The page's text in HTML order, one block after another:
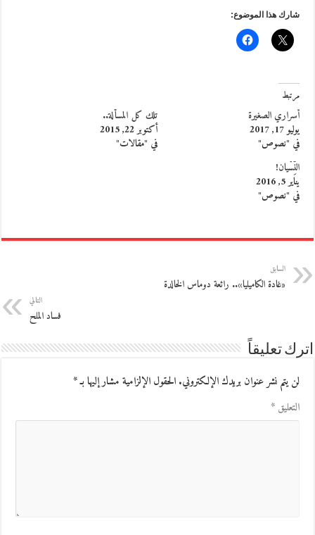
شارك هذا الموضوع:
مرتبط
أسراري الصغيرة
يوليو 17, 2017
في "نصوص"
تلك كل المسألة..
أكتوبر 22, 2015
في "مقالات"
النِّسْيان!
يناير 5, 2016
في "نصوص"
السابق
«غادة الكاميليا».. رائعة دوماس الخالدة
التالي
فساد الملح
اترك تعليقاً
لن يتم نشر عنوان بريدك الإلكتروني.الحقول الإلزامية مشار إليها بـ*
التعليق*